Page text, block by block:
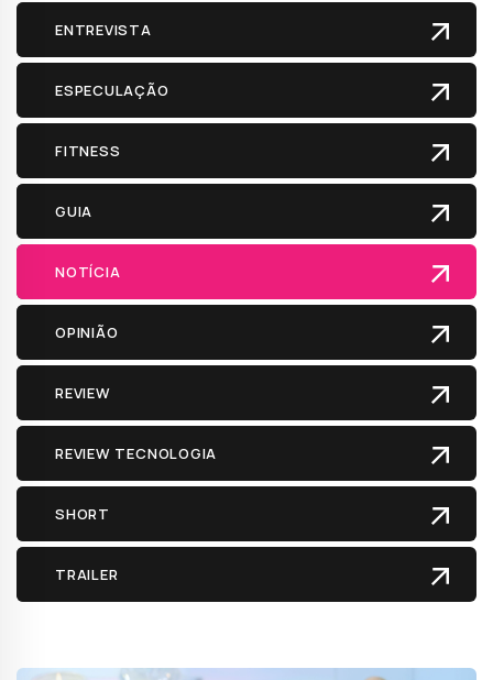
ENTREVISTA
ESPECULAÇÃO
FITNESS
GUIA
NOTÍCIA
OPINIÃO
REVIEW
REVIEW TECNOLOGIA
SHORT
TRAILER